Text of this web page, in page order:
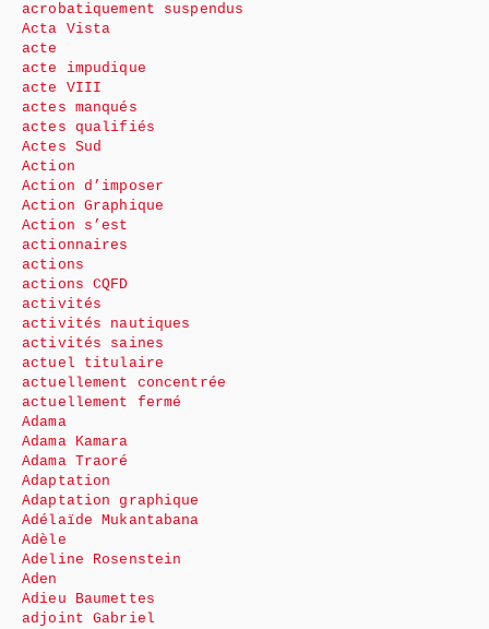
acrobatiquement suspendus
Acta Vista
acte
acte impudique
acte VIII
actes manqués
actes qualifiés
Actes Sud
Action
Action d’imposer
Action Graphique
Action s’est
actionnaires
actions
actions CQFD
activités
activités nautiques
activités saines
actuel titulaire
actuellement concentrée
actuellement fermé
Adama
Adama Kamara
Adama Traoré
Adaptation
Adaptation graphique
Adélaïde Mukantabana
Adèle
Adeline Rosenstein
Aden
Adieu Baumettes
adjoint Gabriel